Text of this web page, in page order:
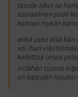
tasolle alkoi se
sosiaalinen puoli
kolmen mykän
enkä usko että hän
voi ihan
kellottaa omaa
siitähän tuossa
on loppujen lopuksi